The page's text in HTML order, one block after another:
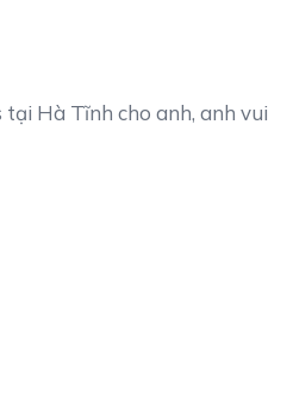
tại Hà Tĩnh cho anh, anh vui